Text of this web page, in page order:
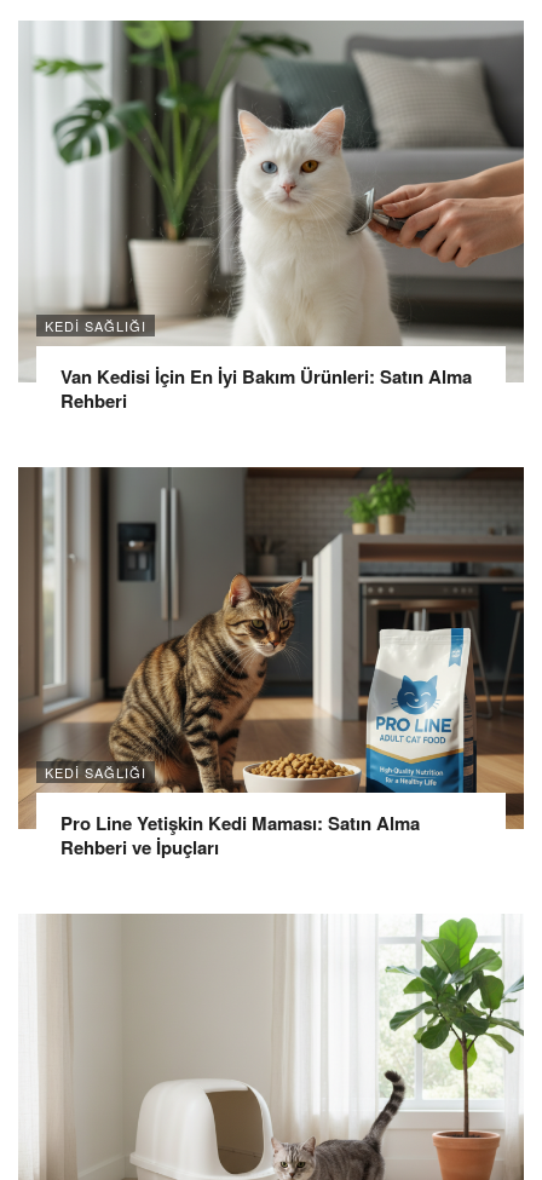
KEDI SAĞLIĞI
Van Kedisi İçin En İyi Bakım Ürünleri: Satın Alma
Rehberi
KEDI SAĞLIĞI
Pro Line Yetişkin Kedi Maması: Satın Alma
Rehberi ve İpuçları